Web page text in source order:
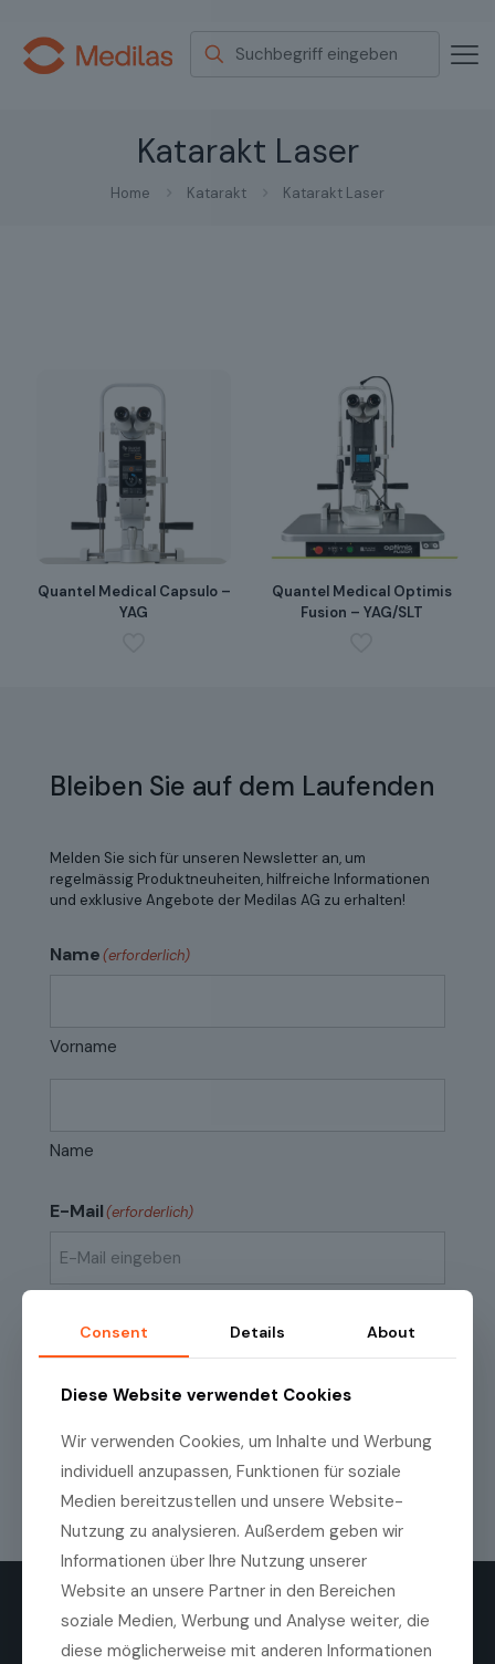
Katarakt Laser
Home Katarakt Katarakt Laser
Quantel Medical Capsulo –
YAG
Quantel Medical Optimis
Fusion – YAG/SLT
Bleiben Sie auf dem Laufenden
Melden Sie sich für unseren Newsletter an, um
regelmässig Produktneuheiten, hilfreiche Informationen
und exklusive Angebote der Medilas AG zu erhalten!
Name(erforderlich)
Vorname
Name
E-Mail(erforderlich)
eingeben
E-
bestätigen
Ich habe dieDatenschutzrichtlinien
Kenntnis genommen.
Consent Details About
Diese Website verwendet Cookies
Wir verwenden Cookies, um Inhalte und Werbung
individuell anzupassen, Funktionen für soziale
Medien bereitzustellen und unsere Website-
Nutzung zu analysieren. Außerdem geben wir
Informationen über Ihre Nutzung unserer
Website an unsere Partner in den Bereichen
soziale Medien, Werbung und Analyse weiter, die
diese möglicherweise mit anderen Informationen